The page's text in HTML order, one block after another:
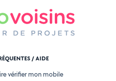
/ AIDE
vérifier mon mobile